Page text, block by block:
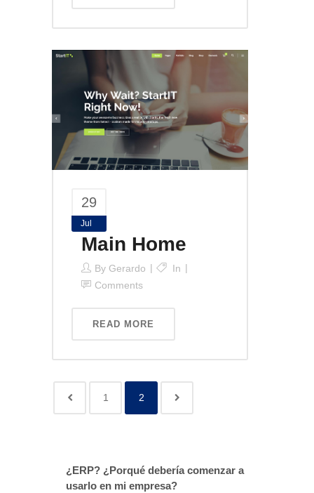
29
Jul
Main Home
By Gerardo
In
Comments
READ MORE
1 2
¿ERP? ¿Porqué debería comenzar a
usarlo en mi empresa?